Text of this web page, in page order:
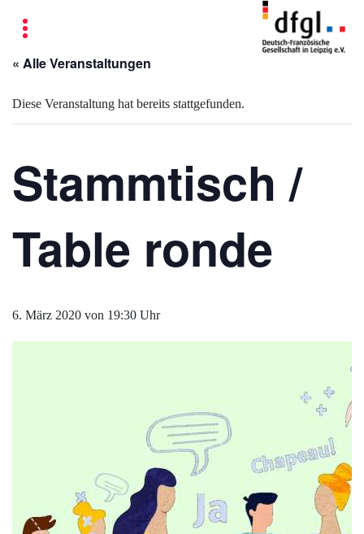
« Alle Veranstaltungen
Diese Veranstaltung hat bereits stattgefunden.
Stammtisch /
Table ronde
6. März 2020 von 19:30 Uhr